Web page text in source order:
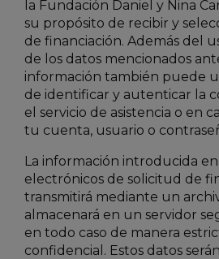
la Fundación Daniel y Nina
su propósito de recibir y
de financiación. Además del
de los datos mencionados
información también puede
de identificar y autenticar la
el servicio de asistencia o en
tu cuenta, usuario o
La información introducida
electrónicos de solicitud de
transmitirá mediante un
almacenará en un servidor
en todo caso de manera
confidencial. Estos datos